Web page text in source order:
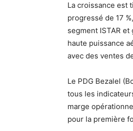
La croissance est
progressé de 17
segment ISTAR
haute puissance
avec des ventes
Le PDG Bezalel
tous les
marge
pour la première